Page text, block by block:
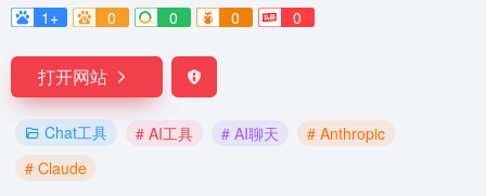
1+
0 0 0 0
打开网站
Chat工具 # AI工具 # AI聊天
# Anthropic
# Claude